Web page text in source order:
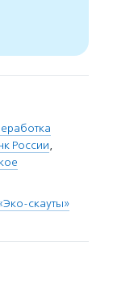
России,
скауты»